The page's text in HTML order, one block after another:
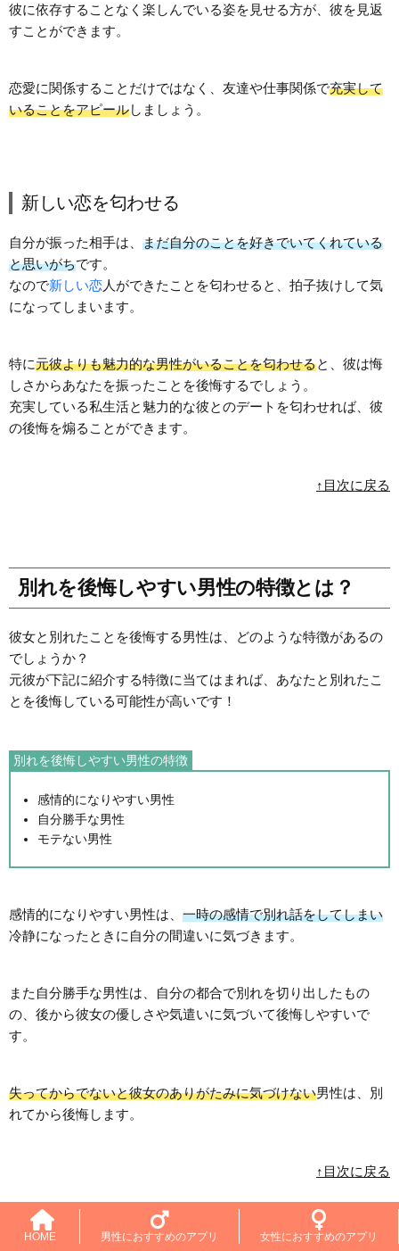
HOME 男性におすすめのアプリ 女性におすすめのアプリ
彼に依存することなく楽しんでいる姿を見せる方が、彼を見返
すことができます。
恋愛に関係することだけではなく、友達や仕事関係で充実して
いることをアピールしましょう。
新しい恋を匂わせる
自分が振った相手は、 まだ自分のことを好きでいてくれている
と思いがちです。
なので新しい恋人ができたことを匂わせると、拍子抜けして気
になってしまいます。
特に元彼よりも魅力的な男性がいることを匂わせると、彼は悔
しさからあなたを振ったことを後悔するでしょう。
充実している私生活と魅力的な彼とのデートを匂わせれば、彼
の後悔を煽ることができます。
↑目次に戻る
別れを後悔しやすい男性の特徴とは？
彼女と別れたことを後悔する男性は、どのような特徴があるの
でしょうか？
元彼が下記に紹介する特徴に当てはまれば、あなたと別れたこ
とを後悔している可能性が高いです！
別れを後悔しやすい男性の特徴
感情的になりやすい男性
自分勝手な男性
モテない男性
感情的になりやすい男性は、 一時の感情で別れ話をしてしまい
冷静になったときに自分の間違いに気づきます。
また自分勝手な男性は、自分の都合で別れを切り出したもの
の、後から彼女の優しさや気遣いに気づいて後悔しやすいで
す。
失ってからでないと彼女のありがたみに気づけない男性は、別
れてから後悔します。
↑目次に戻る